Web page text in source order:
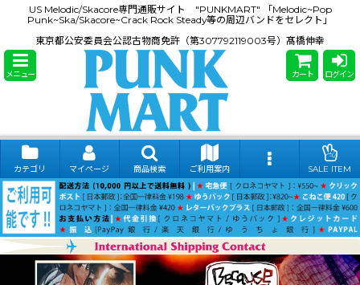
US Melodic/Skacore専門通販サイト "PUNKMART" 「Melodic~Pop
Punk~Ska/Skacore~Crack Rock Steady等の周辺バンドをセレクト」
東京都公安委員会公認古物商免許（第307792119003号）髙橋伸幸
メニュー カート ログイン
カテゴリ マイページ 商品検索 ご利用案内 SALE ITEM